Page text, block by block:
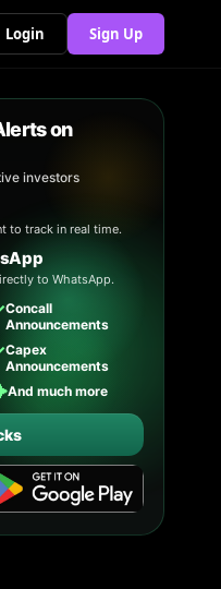
Login Sign Up
on
investors
to track in real time.
to WhatsApp.
Concall
Announcements
Capex
Announcements
And much more